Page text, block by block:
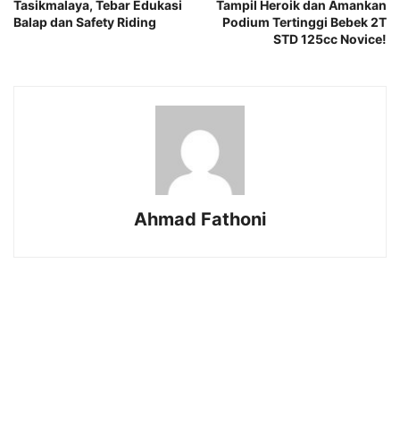
Tasikmalaya, Tebar Edukasi
Balap dan Safety Riding
Tampil Heroik dan Amankan
Podium Tertinggi Bebek 2T
STD 125cc Novice!
Ahmad Fathoni